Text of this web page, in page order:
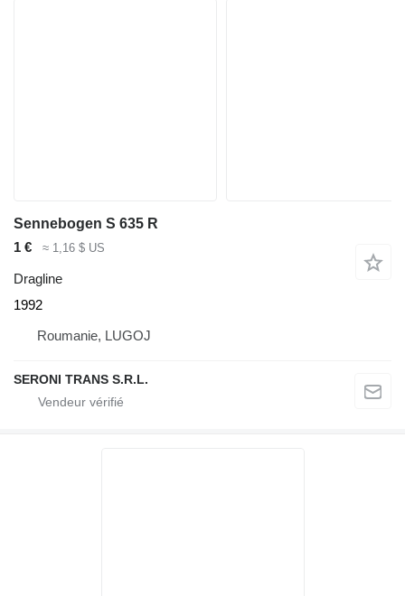
Sennebogen S 635 R
1 €
≈ 1,16 $ US
Dragline
1992
Roumanie, LUGOJ
SERONI TRANS S.R.L.